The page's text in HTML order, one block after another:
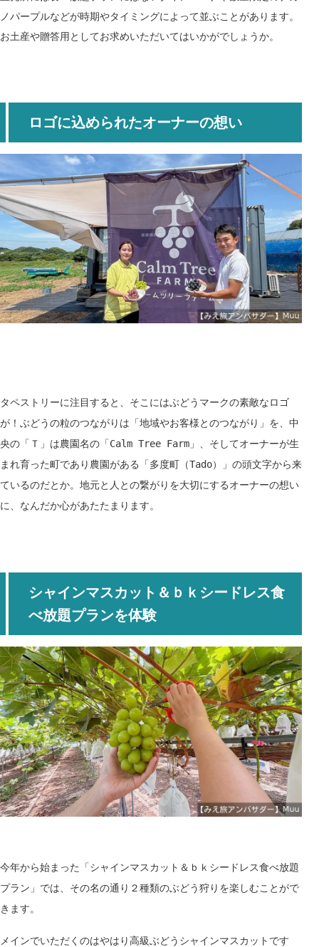
ノパープルなどが時期やタイミングによって並ぶことがあります。
お土産や贈答用としてお求めいただいてはいかがでしょうか。
ロゴに込められたオーナーの想い
タペストリーに注目すると、そこにはぶどうマークの素敵なロゴ
が！ ぶどうの粒のつながりは「地域やお客様とのつながり」を、中
央の「 Ｔ 」は農園名の「Calm Tree Farm」、そしてオーナーが生
まれ育った町であり 農園がある 「多度町（Tado） 」 の頭文字から来
ているのだとか。地元と人 との繋がり を大切にするオーナーの想い
に、なんだか心があたたまります。
シャインマスカット＆ｂｋシードレス食
べ放題プランを体験
今年から始まった「シャインマスカット＆ ｂｋシードレス食べ放題
プラン」では、その名の通り２種類のぶどう狩りを楽しむことがで
きます。
メインでいただくのはやはり高級ぶどうシャインマスカットです